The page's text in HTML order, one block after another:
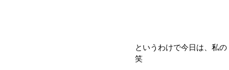
というわけで今日は、私
笑